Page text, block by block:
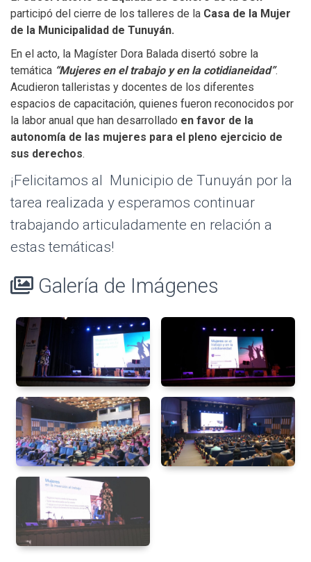
participó del cierre de los talleres de la Casa de la Mujer
de la Municipalidad de Tunuyán.
En el acto, la Magíster Dora Balada disertó sobre la
temática “Mujeres en el trabajo y en la cotidianeidad”.
Acudieron talleristas y docentes de los diferentes
espacios de capacitación, quienes fueron reconocidos por
la labor anual que han desarrollado en favor de la
autonomía de las mujeres para el pleno ejercicio de
sus derechos.
¡Felicitamos al Municipio de Tunuyán por la
tarea realizada y esperamos continuar
trabajando articuladamente en relación a
estas temáticas!
Galería de Imágenes